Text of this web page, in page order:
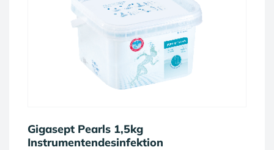
Gigasept Pearls 1,5kg
Instrumentendesinfektion